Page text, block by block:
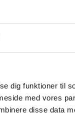
dig funktioner til
med vores
disse data